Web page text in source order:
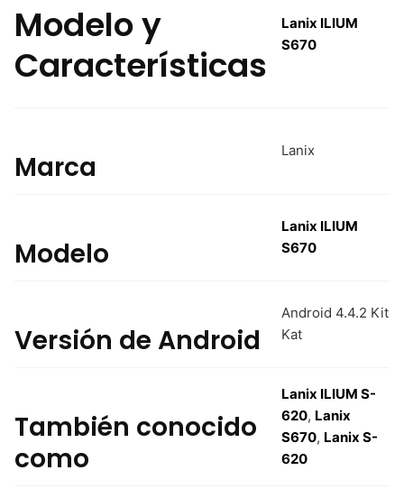
Modelo y
Características
Lanix ILIUM
S670
Marca Lanix
Modelo
Lanix ILIUM
S670
Versión de Android
Android 4.4.2 Kit
Kat
También conocido
como
Lanix ILIUM S-
620, Lanix
S670, Lanix S-
620